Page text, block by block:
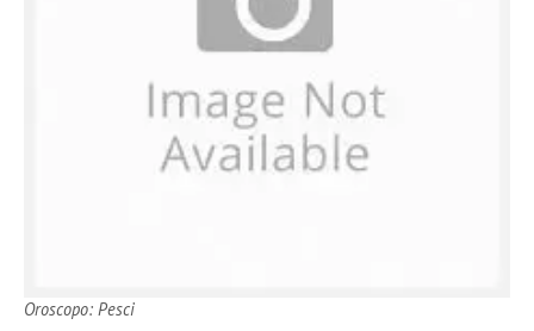
Oroscopo: Pesci